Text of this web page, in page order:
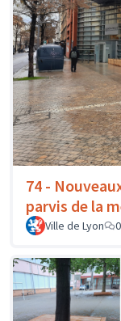
74 -
parvis de la
Ville de Lyon 0